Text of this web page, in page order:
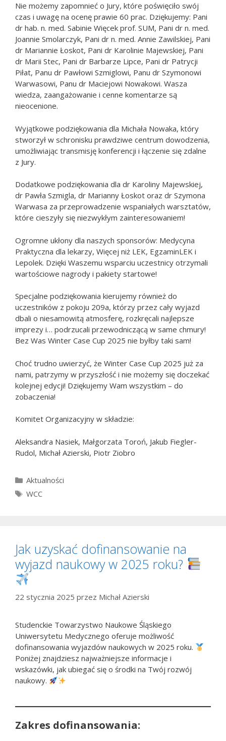
Nie możemy zapomnieć o Jury, które poświęciło swój
czas i uwagę na ocenę prawie 60 prac. Dziękujemy: Pani
dr hab. n. med. Sabinie Więcek prof. SUM, Pani dr n. med.
Joannie Smolarczyk, Pani dr n. med. Annie Zawilskiej, Pani
dr Mariannie Łoskot, Pani dr Karolinie Majewskiej, Pani
dr Marii Stec, Pani dr Barbarze Lipce, Pani dr Patrycji
Piłat, Panu dr Pawłowi Szmiglowi, Panu dr Szymonowi
Warwasowi, Panu dr Maciejowi Nowakowi. Wasza
wiedza, zaangażowanie i cenne komentarze są
nieocenione.
Wyjątkowe podziękowania dla Michała Nowaka, który
stworzył w schronisku prawdziwe centrum dowodzenia,
umożliwiając transmisję konferencji i łączenie się zdalne
z Jury.
Dodatkowe podziękowania dla dr Karoliny Majewskiej,
dr Pawła Szmigla, dr Marianny Łoskot oraz dr Szymona
Warwasa za przeprowadzenie wspaniałych warsztatów,
które cieszyły się niezwykłym zainteresowaniem!
Ogromne ukłony dla naszych sponsorów: Medycyna
Praktyczna dla lekarzy, Więcej niż LEK, EgzaminLEK i
Lepolek. Dzięki Waszemu wsparciu uczestnicy otrzymali
wartościowe nagrody i pakiety startowe!
Specjalne podziękowania kierujemy również do
uczestników z pokoju 209a, którzy przez cały wyjazd
dbali o niesamowitą atmosferę, rozkręcali najlepsze
imprezy i… podrzucali przewodniczącą w same chmury!
Bez Was Winter Case Cup 2025 nie byłby taki sam!
Choć trudno uwierzyć, że Winter Case Cup 2025 już za
nami, patrzymy w przyszłość i nie możemy się doczekać
kolejnej edycji! Dziękujemy Wam wszystkim – do
zobaczenia!
Komitet Organizacyjny w składzie:
Aleksandra Nasiek, Małgorzata Toroń, Jakub Fiegler-
Rudol, Michał Azierski, Piotr Ziobro
Kategorie
Aktualności
Tagi
WCC
Jak uzyskać dofinansowanie na
wyjazd naukowy w 2025 roku?
22 stycznia 2025 przez Michał Azierski
Studenckie Towarzystwo Naukowe Śląskiego
Uniwersytetu Medycznego oferuje możliwość
dofinansowania wyjazdów naukowych w 2025 roku.
Poniżej znajdziesz najważniejsze informacje i
wskazówki, jak ubiegać się o środki na Twój rozwój
naukowy.
Zakres dofinansowania: